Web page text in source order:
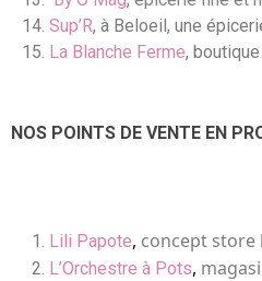
Sup’R, à Beloeil, une
La Blanche Ferme,
NOS POINTS DE VENTE EN
Lili Papote, concept store
L’Orchestre à Pots,